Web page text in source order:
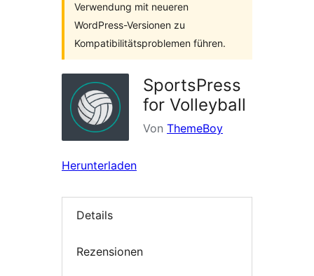
Verwendung mit neueren
WordPress-Versionen zu
Kompatibilitätsproblemen führen.
SportsPress
for Volleyball
Von ThemeBoy
Herunterladen
Details
Rezensionen